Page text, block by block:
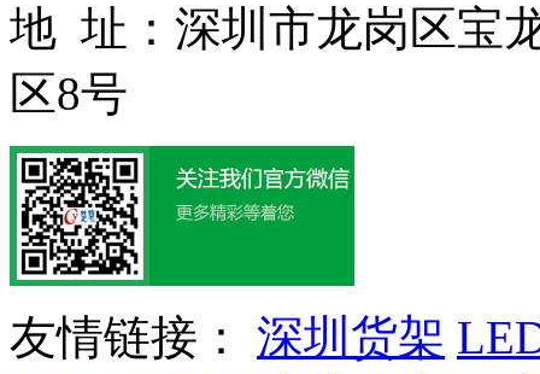
地 址：深圳市龙岗区宝
区8号
友情链接： 深圳货架